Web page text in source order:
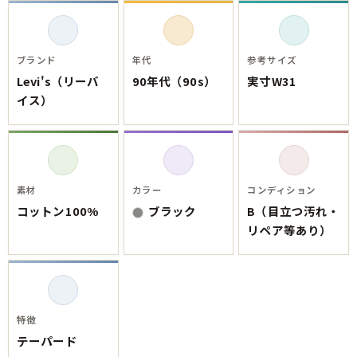
お客様の声
レビュー1万件突破
お気に入りリスト
会員登録
メルマガ登録
店舗一覧
古着卸売
特定商取引法に基づく表示
プライバシーポリシー
ブランド
Levi's（リーバ
イス）
年代
90年代（90s）
参考サイズ
実寸W31
素材
コットン100%
カラー
ブラック
コンディション
B（目立つ汚れ・
リペア等あり）
特徴
テーパード